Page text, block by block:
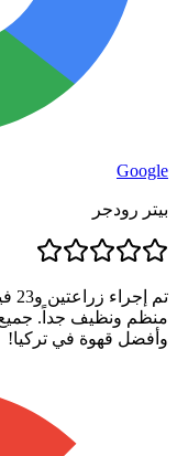
Google
بيتر رودجر
منظم ونظيف جداً. جميع
وأفضل قهوة في تركيا!